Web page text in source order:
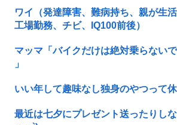
ワイ（発達障害、難病持ち、親が生
工場勤務、チビ、IQ100前後）
マッマ「バイクだけは絶対乗らない
」
いい年して趣味なし独身のやつって
最近は七夕にプレゼント送ったりしな